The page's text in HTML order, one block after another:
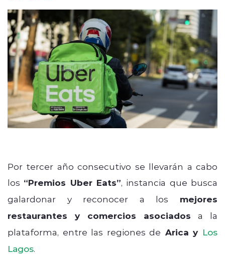
modo claro
Por tercer año consecutivo se llevarán a cabo
los “Premios Uber Eats”, instancia que busca
galardonar y reconocer a los mejores
restaurantes y comercios asociados a la
plataforma, entre las regiones de Arica y Los
Lagos.